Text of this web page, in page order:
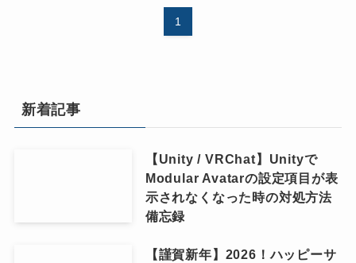
1
新着記事
【Unity / VRChat】Unityで
Modular Avatarの設定項目が表
示されなくなった時の対処方法
備忘録
【謹賀新年】2026！ハッピーサ